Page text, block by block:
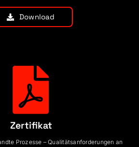
Download
Zertifikat
Prozesse – Qualitätsanforderungen an